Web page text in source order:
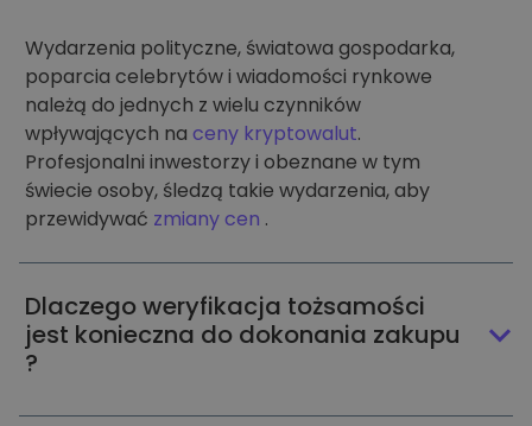
Wydarzenia polityczne, światowa gospodarka,
poparcia celebrytów i wiadomości rynkowe
należą do jednych z wielu czynników
wpływających na ceny kryptowalut.
Profesjonalni inwestorzy i obeznane w tym
świecie osoby, śledzą takie wydarzenia, aby
przewidywać zmiany cen .
Dlaczego weryfikacja tożsamości
jest konieczna do dokonania zakupu
?